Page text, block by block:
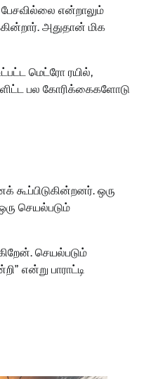
என்றாலும்
அதுதான் மிக
மெட்ரோ ரயில்,
பல கோரிக்கைகளோடு
ஒரு
செயல்படும்
செயல்படும்
என்று பாராட்டி